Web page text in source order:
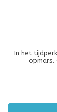
In het
opmars.